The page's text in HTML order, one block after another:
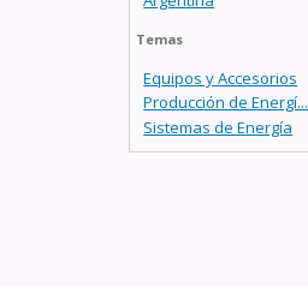
Temas
Equipos y Accesorios
Producción de Energí...
Sistemas de Energía